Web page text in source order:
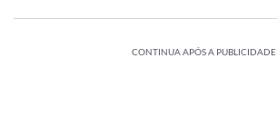
CONTINUA APÓS A PUBLICIDADE